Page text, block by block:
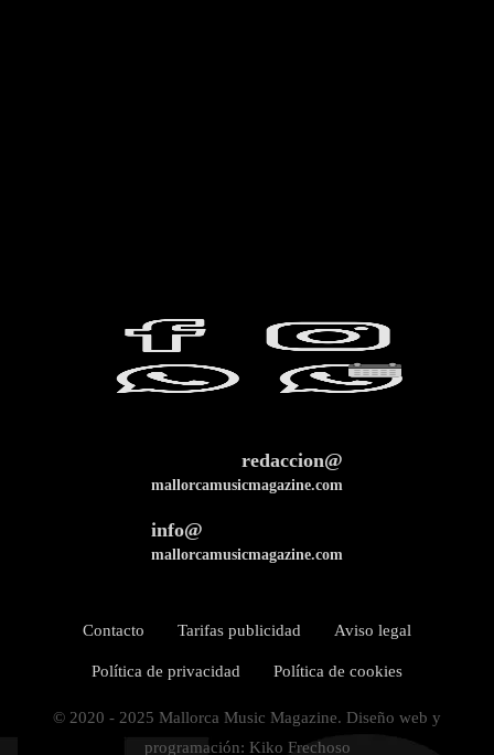
redaccion@
mallorcamusicmagazine.com
info@
mallorcamusicmagazine.com
Contacto Tarifas publicidad Aviso legal
Política de privacidad Política de cookies
© 2020 - 2025 Mallorca Music Magazine. Diseño web y
programación: Kiko Frechoso